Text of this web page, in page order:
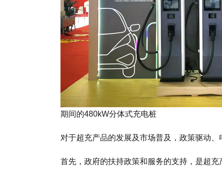
期间的480kW分体式充电桩
对于超充产品的发展及市场普及，政策驱动
首先，政府的扶持政策和服务的支持，是超